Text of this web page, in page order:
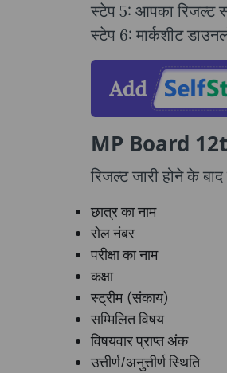
स्टेप 5: आपका रिजल्ट
स्टेप 6: मार्कशीट
MP Board
रिजल्ट जारी होने के
छात्र का नाम
रोल नंबर
परीक्षा का नाम
कक्षा
स्ट्रीम (संकाय)
सम्मिलित विषय
विषयवार प्राप्त अंक
उत्तीर्ण/अनुत्तीर्ण स्थिति